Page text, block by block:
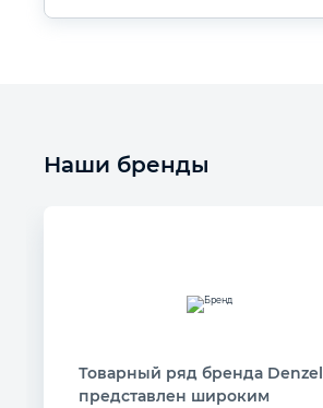
Наши бренды
Товарный ряд бренда Denzel
представлен широким